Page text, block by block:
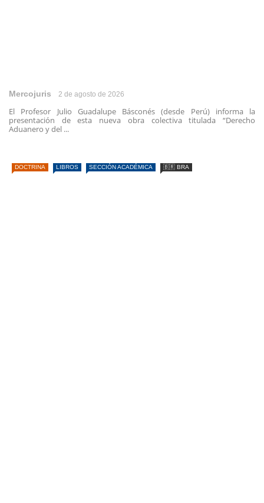
Mercojuris 2 de agosto de 2026
El Profesor Julio Guadalupe Básconés (desde Perú) informa la
presentación de esta nueva obra colectiva titulada “Derecho
Aduanero y del ...
DOCTRINA LIBROS SECCIÓN ACADÉMICA 🇧🇷 BRA